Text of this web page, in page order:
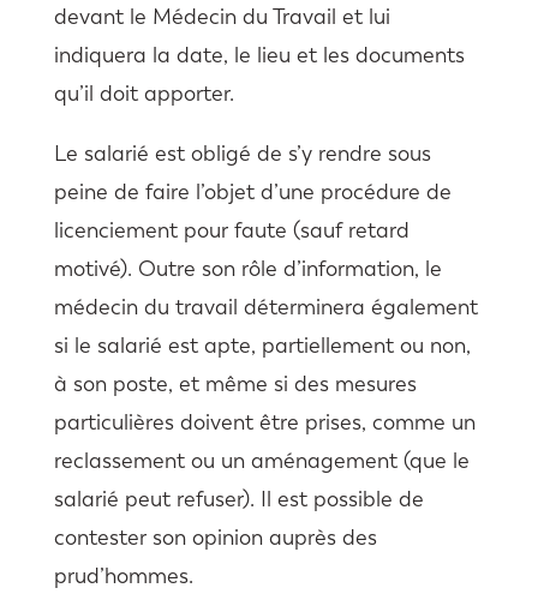
devant le Médecin du Travail et lui
indiquera la date, le lieu et les documents
qu’il doit apporter.
Le salarié est obligé de s’y rendre sous
peine de faire l’objet d’une procédure de
licenciement pour faute (sauf retard
motivé). Outre son rôle d’information, le
médecin du travail déterminera également
si le salarié est apte, partiellement ou non,
à son poste, et même si des mesures
particulières doivent être prises, comme un
reclassement ou un aménagement (que le
salarié peut refuser). Il est possible de
contester son opinion auprès des
prud’hommes.